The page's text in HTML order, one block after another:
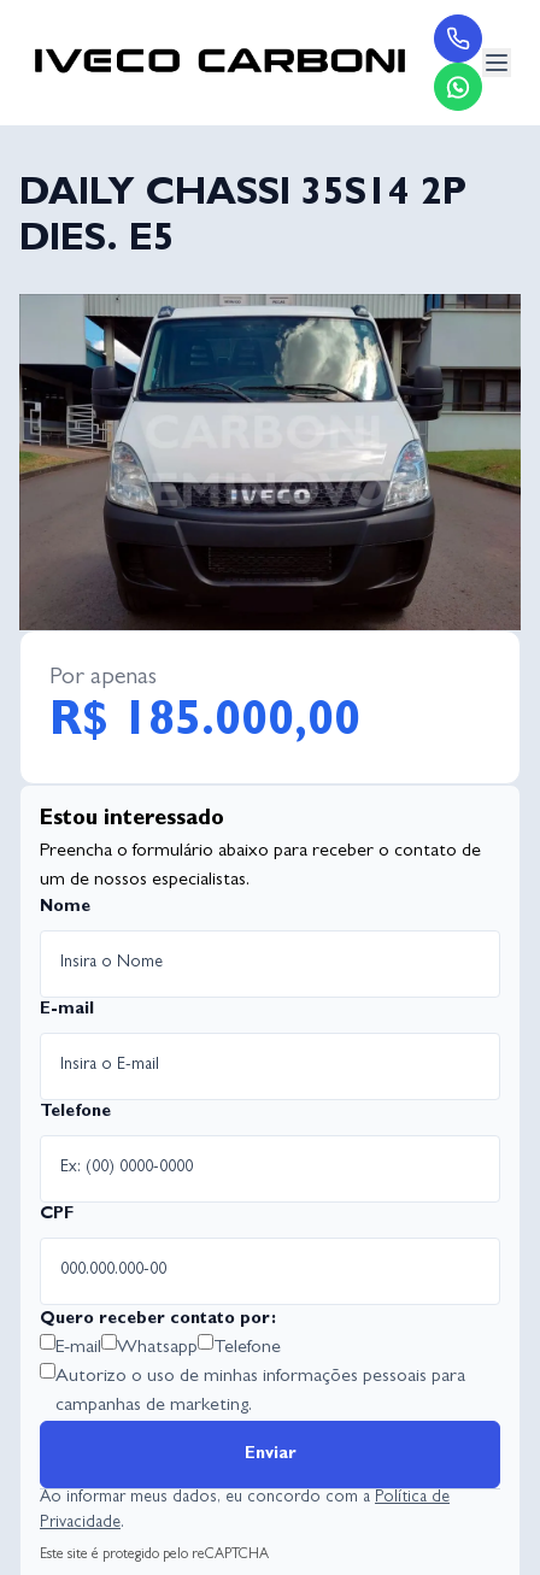
DAILY CHASSI 35S14 2P
DIES. E5
Por apenas
R$ 185.000,00
Estou interessado
Preencha o formulário abaixo para receber o contato de
um de nossos especialistas.
Nome
E-mail
Telefone
CPF
Quero receber contato por:
E-mail Whatsapp
Telefone
Autorizo o uso de minhas informações pessoais para
campanhas de marketing.
Enviar
Ao informar meus dados, eu concordo com a Política de
Privacidade.
Este site é protegido pelo reCAPTCHA